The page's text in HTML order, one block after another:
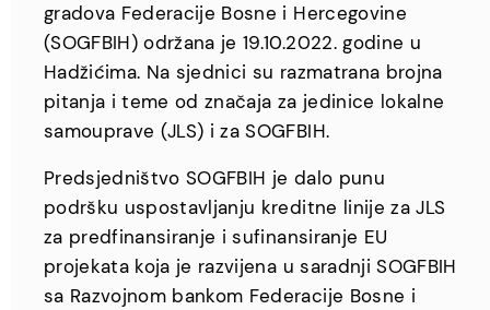
gradova Federacije Bosne i Hercegovine
(SOGFBIH) održana je 19.10.2022. godine u
Hadžićima. Na sjednici su razmatrana brojna
pitanja i teme od značaja za jedinice lokalne
samouprave (JLS) i za SOGFBIH.
Predsjedništvo SOGFBIH je dalo punu
podršku uspostavljanju kreditne linije za JLS
za predfinansiranje i sufinansiranje EU
projekata koja je razvijena u saradnji SOGFBIH
sa Razvojnom bankom Federacije Bosne i